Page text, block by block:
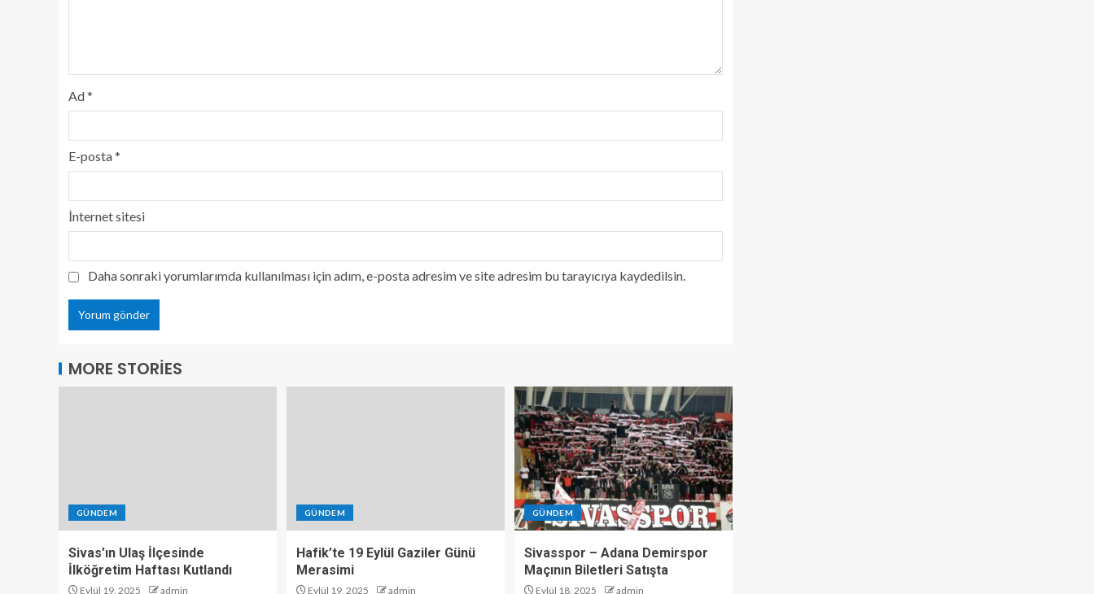
Ad*
E-posta*
İnternet sitesi
Daha sonraki yorumlarımda kullanılması için adım, e-posta adresim ve site adresim bu tarayıcıya kaydedilsin.
MORE STORIES
GÜNDEM
Sivas’ın Ulaş İlçesinde
İlköğretim Haftası Kutlandı
Eylül 19, 2025 admin
GÜNDEM
Hafik’te 19 Eylül Gaziler Günü
Merasimi
Eylül 19, 2025 admin
GÜNDEM
Sivasspor – Adana Demirspor
Maçının Biletleri Satışta
Eylül 18, 2025 admin